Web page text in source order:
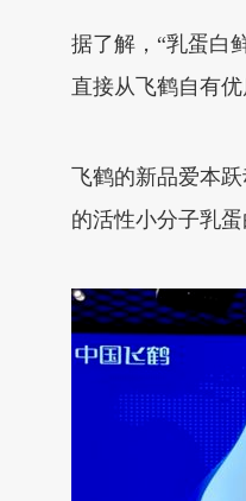
据了解，“乳蛋白
直接从飞鹤自有
飞鹤的新品爱本
的活性小分子乳蛋